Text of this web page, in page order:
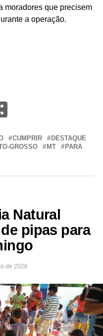
moradores que precisem
a operação.
Share
CUMPRIR
DESTAQUE
GROSSO MT
PARA
Natural
pipas para
de 2026